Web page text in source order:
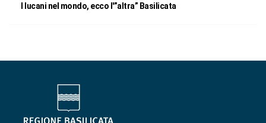
I lucani nel mondo, ecco l'”altra” Basilicata